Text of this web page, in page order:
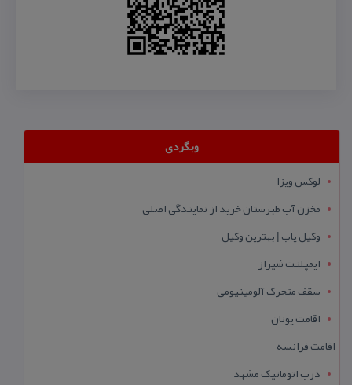
وبگردی
لوکس ویزا
مخزن آب طبرستان خرید از نمایندگی اصلی
وکیل یاب | بهترین وکیل
ایمپلنت شیراز
سقف متحرک آلومینیومی
اقامت یونان
اقامت فرانسه
درب اتوماتیک مشهد